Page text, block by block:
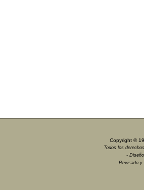
Copyright ©
Todos los
-
Revisado y